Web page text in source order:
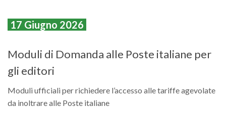
17 Giugno 2026
Moduli di Domanda alle Poste italiane per
gli editori
Moduli ufficiali per richiedere l’accesso alle tariffe agevolate
da inoltrare alle Poste italiane